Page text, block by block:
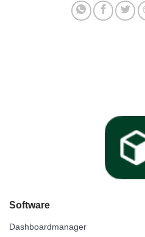
Software
Dashboardmanager